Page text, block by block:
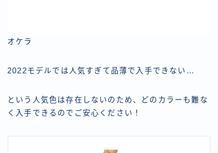
オケラ
2022モデルでは人気すぎて品薄で入手できない…
という人気色は存在しないのため、どのカラーも難な
く入手できるのでご安心ください！